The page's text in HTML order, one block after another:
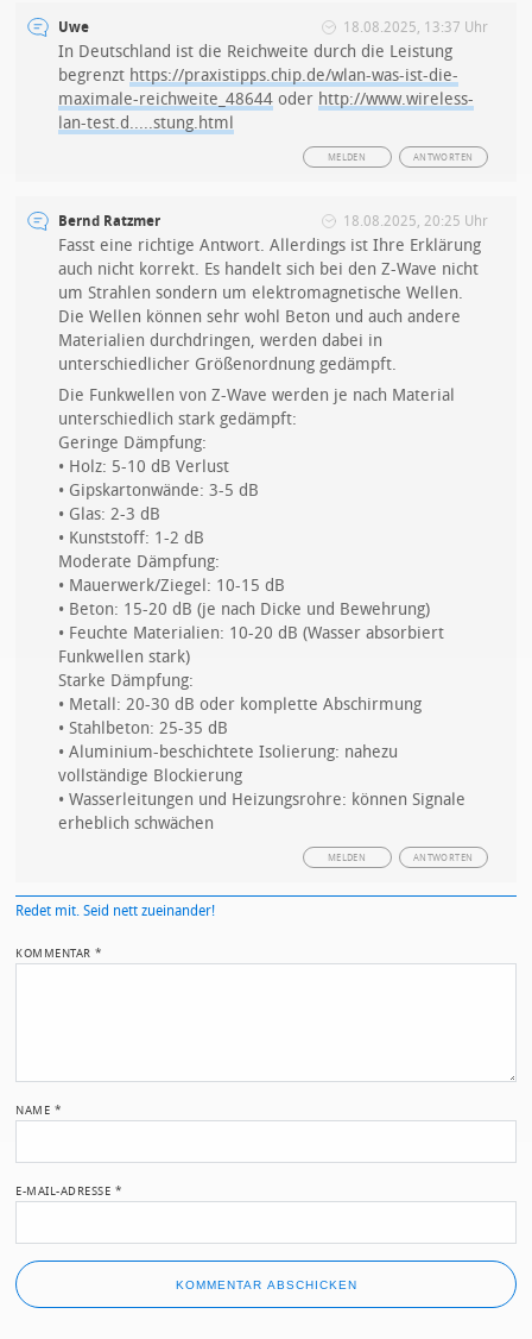
Uwe 18.08.2025, 13:37 Uhr
In Deutschland ist die Reichweite durch die Leistung
begrenzt https://praxistipps.chip.de/wlan-was-ist-die-
maximale-reichweite_48644 oder http://www.wireless-
lan-test.d.....stung.html
ANTWORTEN
MELDEN
Bernd Ratzmer 18.08.2025, 20:25 Uhr
Fasst eine richtige Antwort. Allerdings ist Ihre Erklärung
auch nicht korrekt. Es handelt sich bei den Z-Wave nicht
um Strahlen sondern um elektromagnetische Wellen.
Die Wellen können sehr wohl Beton und auch andere
Materialien durchdringen, werden dabei in
unterschiedlicher Größenordnung gedämpft.
Die Funkwellen von Z-Wave werden je nach Material
unterschiedlich stark gedämpft:
Geringe Dämpfung:
• Holz: 5-10 dB Verlust
• Gipskartonwände: 3-5 dB
• Glas: 2-3 dB
• Kunststoff: 1-2 dB
Moderate Dämpfung:
• Mauerwerk/Ziegel: 10-15 dB
• Beton: 15-20 dB (je nach Dicke und Bewehrung)
• Feuchte Materialien: 10-20 dB (Wasser absorbiert
Funkwellen stark)
Starke Dämpfung:
• Metall: 20-30 dB oder komplette Abschirmung
• Stahlbeton: 25-35 dB
• Aluminium-beschichtete Isolierung: nahezu
vollständige Blockierung
• Wasserleitungen und Heizungsrohre: können Signale
erheblich schwächen
ANTWORTEN
MELDEN
Redet mit. Seid nett zueinander!
KOMMENTAR*
NAME *
E-MAIL-ADRESSE *